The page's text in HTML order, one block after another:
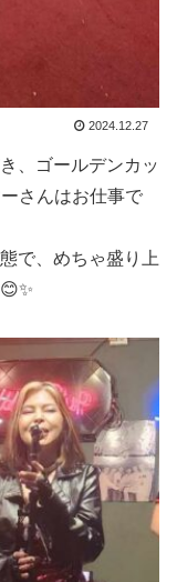
2024.12.27
、ゴールデンカッ
さんはお仕事で
で、めちゃ盛り上